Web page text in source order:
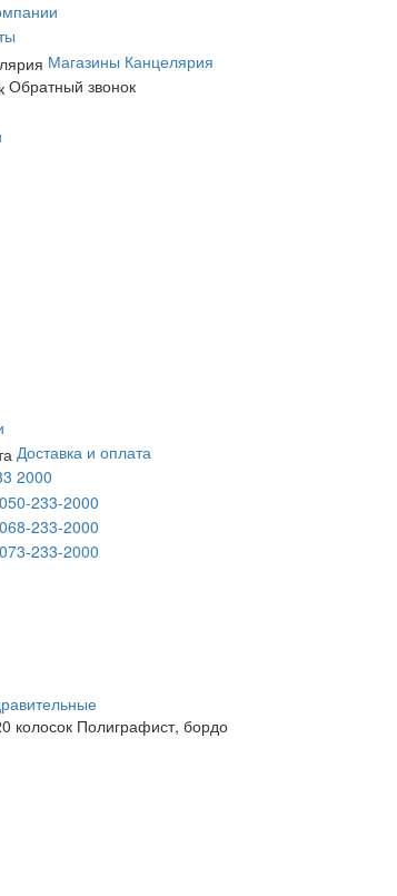
Магазины Канцелярия
Обратный звонок
Доставка и оплата
2000
050-233-2000
068-233-2000
073-233-2000
колосок Полиграфист, бордо